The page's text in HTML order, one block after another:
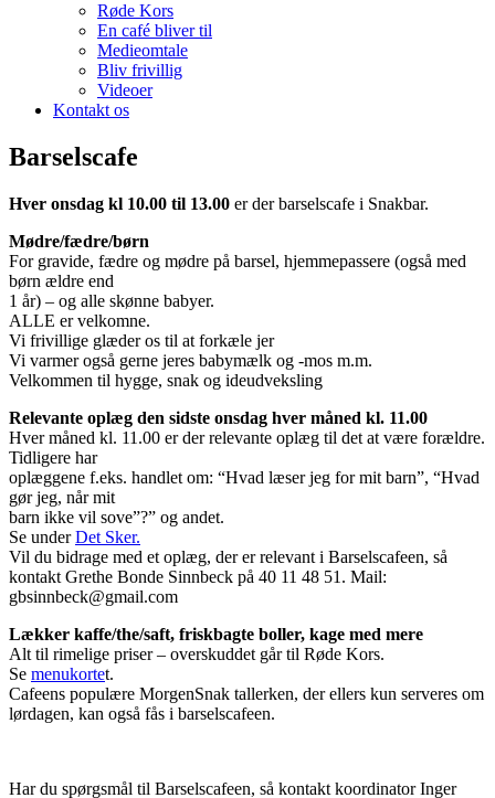
Røde Kors
En café bliver til
Medieomtale
Bliv frivillig
Videoer
Kontakt os
Barselscafe
Hver onsdag kl 10.00 til 13.00 er der barselscafe i Snakbar.
Mødre/fædre/børn
For gravide, fædre og mødre på barsel, hjemmepassere (også med
børn ældre end
1 år) – og alle skønne babyer.
ALLE er velkomne.
Vi frivillige glæder os til at forkæle jer
Vi varmer også gerne jeres babymælk og -mos m.m.
Velkommen til hygge, snak og ideudveksling
Relevante oplæg den sidste onsdag hver måned kl. 11.00
Hver måned kl. 11.00 er der relevante oplæg til det at være forældre.
Tidligere har
oplæggene f.eks. handlet om: “Hvad læser jeg for mit barn”, “Hvad
gør jeg, når mit
barn ikke vil sove”?” og andet.
Se underDet Sker.
Vil du bidrage med et oplæg, der er relevant i Barselscafeen, så
kontakt Grethe Bonde Sinnbeck på 40 11 48 51. Mail:
gbsinnbeck@gmail.com
Lækker kaffe/the/saft, friskbagte boller, kage med mere
Alt til rimelige priser – overskuddet går til Røde Kors.
Se menukortet.
Cafeens populære MorgenSnak tallerken, der ellers kun serveres om
lørdagen, kan også fås i barselscafeen.
Har du spørgsmål til Barselscafeen, så kontakt koordinator Inger